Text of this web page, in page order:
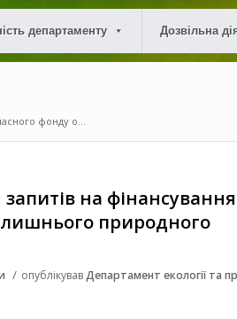
департаменту Дозвільна
фонду о...
на
природного
/ опублікувавДепартамент екології та